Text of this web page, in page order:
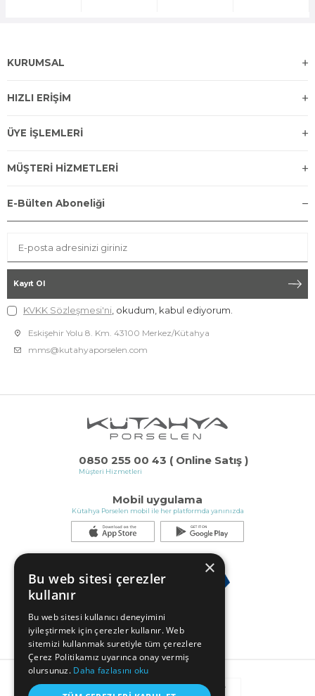
0850 255 00 43 ( Online Satış )
Müşteri Hizmetleri
Mobil uygulama
Kütahya Porselen mobil ile her platformda yanınızda
KURUMSAL
HIZLI ERİŞİM
ÜYE İŞLEMLERİ
MÜŞTERİ HİZMETLERİ
E-Bülten Aboneliği
Kayıt Ol
KVKK Sözleşmesi'ni , okudum, kabul ediyorum.
Eskişehir Yolu 8. Km. 43100 Merkez/Kütahya
mms@kutahyaporselen.com
×
Bu web sitesi çerezler
kullanır
Bu web sitesi kullanıcı deneyimini
iyileştirmek için çerezler kullanır. Web
sitemizi kullanmak suretiyle tüm çerezlere
Çerez Politikamız uyarınca onay vermiş
olursunuz. Daha fazlasını oku